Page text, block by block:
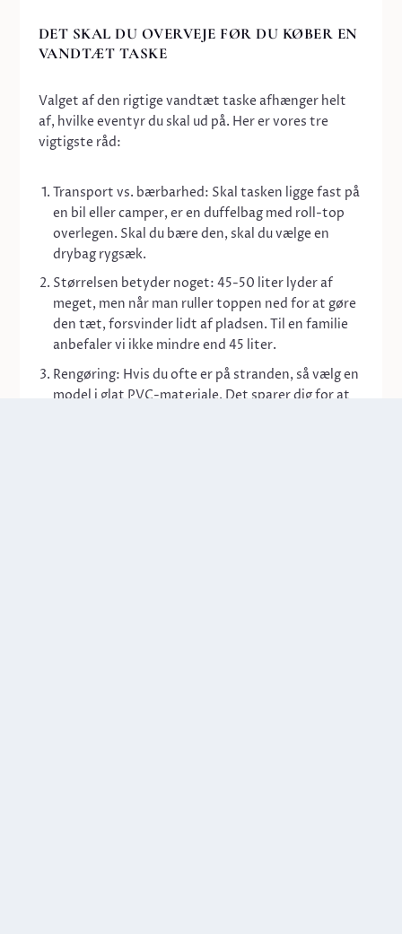
DET SKAL DU OVERVEJE FØR DU KØBER EN
VANDTÆT TASKE
Valget af den rigtige vandtæt taske afhænger helt
af, hvilke eventyr du skal ud på. Her er vores tre
vigtigste råd:
Transport vs. bærbarhed: Skal tasken ligge fast på
en bil eller camper, er en duffelbag med roll-top
overlegen. Skal du bære den, skal du vælge en
drybag rygsæk.
Størrelsen betyder noget: 45-50 liter lyder af
meget, men når man ruller toppen ned for at gøre
den tæt, forsvinder lidt af pladsen. Til en familie
anbefaler vi ikke mindre end 45 liter.
Rengøring: Hvis du ofte er på stranden, så vælg en
model i glat PVC-materiale. Det sparer dig for at